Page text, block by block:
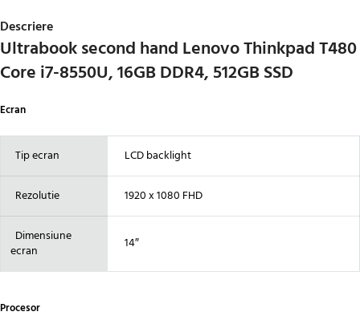
Descriere
Ultrabook second hand Lenovo Thinkpad T480
Core i7-8550U, 16GB DDR4, 512GB SSD
Ecran
Tip ecran LCD backlight
Rezolutie 1920 x 1080 FHD
Dimensiune
ecran
14″
Procesor